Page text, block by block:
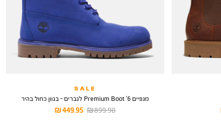
SALE
מגפיים 6’ Premium Boot לגברים - בגוון כחול בהיר
מחיר
449.95 ₪
מחיר
899.90 ₪